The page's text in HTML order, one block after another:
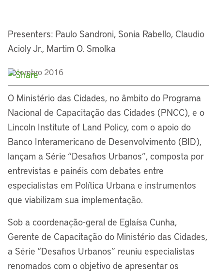
Presenters: Paulo Sandroni, Sonia Rabello, Claudio
Acioly Jr., Martim O. Smolka
Setembro 2016
O Ministério das Cidades, no âmbito do Programa
Nacional de Capacitação das Cidades (PNCC), e o
Lincoln Institute of Land Policy, com o apoio do
Banco Interamericano de Desenvolvimento (BID),
lançam a Série “Desafios Urbanos”, composta por
entrevistas e painéis com debates entre
especialistas em Política Urbana e instrumentos
que viabilizam sua implementação.
Sob a coordenação-geral de Eglaísa Cunha,
Gerente de Capacitação do Ministério das Cidades,
a Série “Desafios Urbanos” reuniu especialistas
renomados com o objetivo de apresentar os